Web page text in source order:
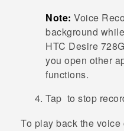
Note: Voice
background
HTC Desire
you open other
functions.
Tap to stop
To play back the voice